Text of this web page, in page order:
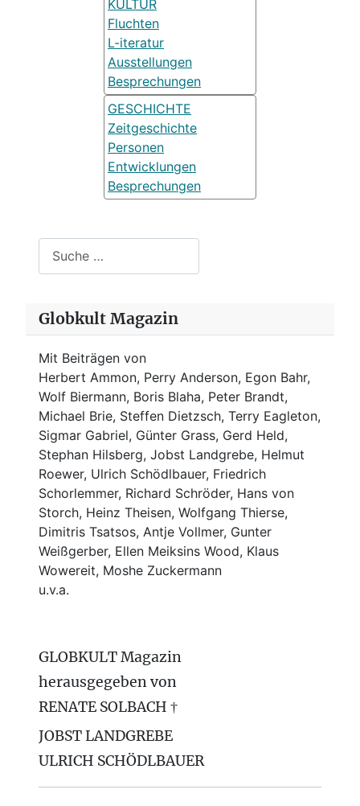
KULTUR
Fluchten
L-iteratur
Ausstellungen
Besprechungen
GESCHICHTE
Zeitgeschichte
Personen
Entwicklungen
Besprechungen
Globkult Magazin
Mit Beiträgen von
Herbert Ammon, Perry Anderson, Egon Bahr,
Wolf Biermann, Boris Blaha, Peter Brandt,
Michael Brie, Steffen Dietzsch, Terry Eagleton,
Sigmar Gabriel, Günter Grass, Gerd Held,
Stephan Hilsberg, Jobst Landgrebe, Helmut
Roewer, Ulrich Schödlbauer, Friedrich
Schorlemmer, Richard Schröder, Hans von
Storch, Heinz Theisen, Wolfgang Thierse,
Dimitris Tsatsos, Antje Vollmer, Gunter
Weißgerber, Ellen Meiksins Wood, Klaus
Wowereit, Moshe Zuckermann
u.v.a.
GLOBKULT Magazin
herausgegeben von
RENATE SOLBACH †
JOBST LANDGREBE
ULRICH SCHÖDLBAUER